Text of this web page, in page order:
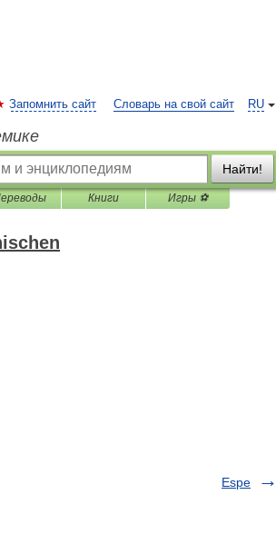
RU
Запомнить сайт Словарь на свой сайт
Найти!
Книги Игры ⚽
Espe